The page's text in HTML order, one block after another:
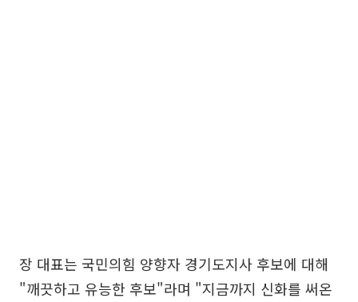
장 대표는 국민의힘 양향자 경기도지사 후보에 대해
"깨끗하고 유능한 후보"라며 "지금까지 신화를 써온